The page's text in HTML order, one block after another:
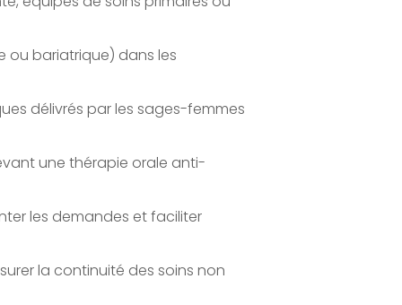
ou bariatrique) dans les
délivrés par les sages-femmes
une thérapie orale anti-
les demandes et faciliter
la continuité des soins non